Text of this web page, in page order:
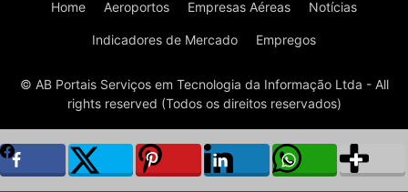
Home Aeroportos Empresas Aéreas Notícias
Indicadores de Mercado Empregos
© AB Portais Serviços em Tecnologia da Informação Ltda - All
rights reserved (Todos os direitos reservados)